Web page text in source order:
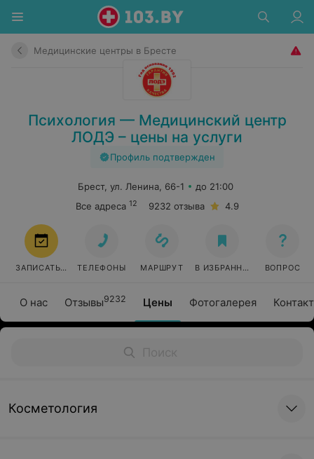
Медицинские центры в Бресте
Психология — Медицинский центр
ЛОДЭ – цены на услуги
Профиль подтвержден
О нас Отзывы9232 Цены Фотогалерея
Брест, ул. Ленина, 66-1
до 21:00
Все адреса 12 9232 отзыва 4.9
ЗАПИСАТЬСЯ ТЕЛЕФОНЫ МАРШРУТ В ИЗБРАННОЕ ВОПРОС
Косметология